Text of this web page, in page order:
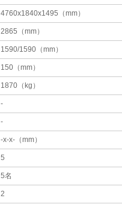
4760x1840x1495（mm）
2865（mm）
1590/1590（mm）
150（mm）
1870（kg）
-
-
-x-x-（mm）
5
5名
2